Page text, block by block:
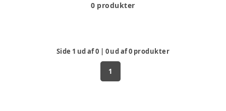
0 produkter
Side 1 ud af0 | 0ud af0 produkter
1